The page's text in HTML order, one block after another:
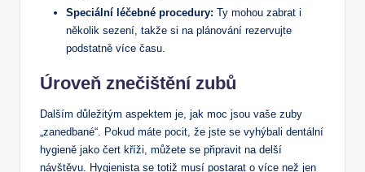
Speciální léčebné procedury: Ty mohou zabrat i
několik sezení, takže si na plánování rezervujte
podstatně více času.
Úroveň znečištění zubů
Dalším důležitým aspektem je, jak moc jsou vaše zuby
„zanedbané“. Pokud máte pocit, že jste se vyhýbali dentální
hygieně jako čert kříži, můžete se připravit na delší
návštěvu. Hygienista se totiž musí postarat o více než jen